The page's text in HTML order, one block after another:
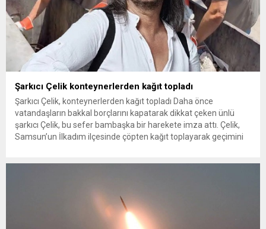
Şarkıcı Çelik konteynerlerden kağıt topladı
Şarkıcı Çelik, konteynerlerden kağıt topladı Daha önce
vatandaşların bakkal borçlarını kapatarak dikkat çeken ünlü
şarkıcı Çelik, bu sefer bambaşka bir harekete imza attı. Çelik,
Samsun’un İlkadım ilçesinde çöpten kağıt toplayarak geçimini